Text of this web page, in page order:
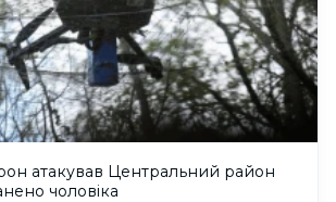
атакував Центральний район
чоловіка